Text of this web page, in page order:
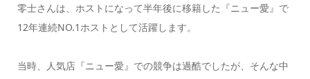
零士さんは、ホストになって半年後に移籍した『ニュー愛』で
12年連続NO.1ホストとして活躍します。
当時、人気店『ニュー愛』での競争は過酷でしたが、そんな中